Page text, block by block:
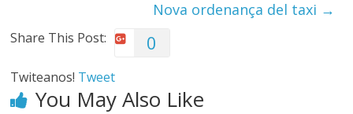
Nova ordenança del taxi →
Share This Post: 0
Twiteanos! Tweet
You May Also Like